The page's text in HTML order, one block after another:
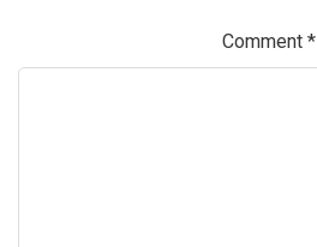
Comment *